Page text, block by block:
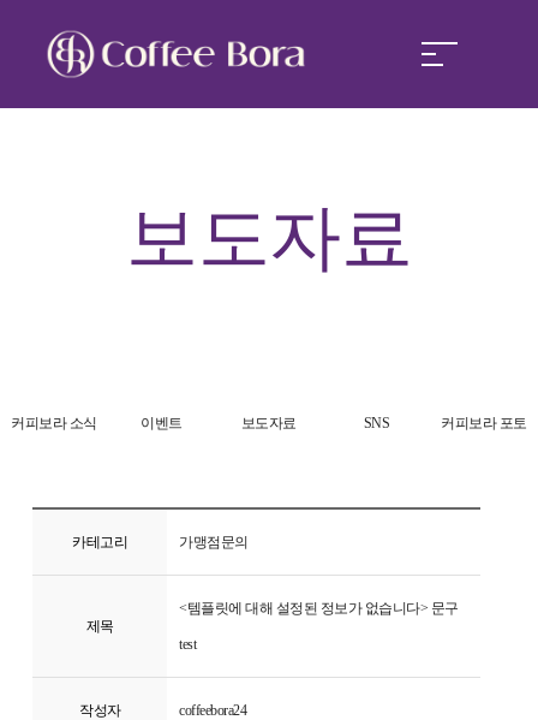
커피보라 경쟁력
보도자료
커피보라 소식 이벤트 보도자료 SNS 커피보라 포토
카테고리 가맹점문의
제목
<템플릿에 대해 설정된 정보가 없습니다> 문구
test
작성자 coffeebora24